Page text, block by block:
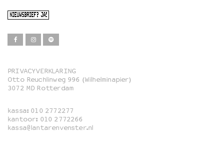
NIEUWSBRIEF? JA!
Film
Familie
Film in English
PRIVACYVERKLARING
Otto Reuchlinweg 996 (Wilhelminapier)
3072 MD Rotterdam
kassa: 010 2772277
kantoor: 010 2772266
kassa@lantarenvenster.nl